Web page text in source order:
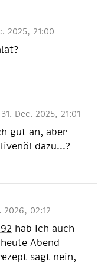
2025, 21:00
31. Dec. 2025, 21:01
gut an, aber
dazu...?
2026, 02:12
hab ich auch
Abend
sagt nein,